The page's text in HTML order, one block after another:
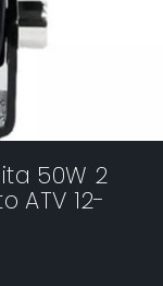
50W 2
ATV 12-